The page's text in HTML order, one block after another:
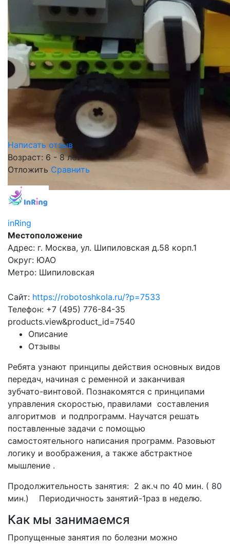
Написать отзыв
Возраст: 6 - 8 лет
Отложить Сравнить
inRing
Местоположение
Адрес: г. Москва, ул. Шипиловская д.58 корп.1
Округ: ЮАО
Метро: Шипиловская
Сайт: https://robotoshkola.ru/?p=7533
Телефон: +7 (495) 776-84-35
products.view&product_id=7540
Описание
Отзывы
Ребята узнают принципы действия основных видов
передач, начиная с ременной и заканчивая
зубчато-винтовой. Познакомятся с принципами
управления скоростью, правилами составления
алгоритмов и подпрограмм. Научатся решать
поставленные задачи с помощью
самостоятельного написания программ. Разовьют
логику и воображения, а также абстрактное
мышление .
Продолжительность занятия: 2 ак.ч по 40 мин. ( 80
мин.) Периодичность занятий-1раз в неделю.
Как мы занимаемся
Пропущенные занятия по болезни можно